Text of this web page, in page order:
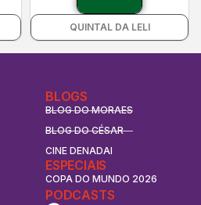
QUINTAL DA LELI
BLOGS
BLOG DO MORAES
BLOG DO CÉSAR
CINE DENADAI
ESPECIAIS
COPA DO MUNDO 2026
PODCASTS